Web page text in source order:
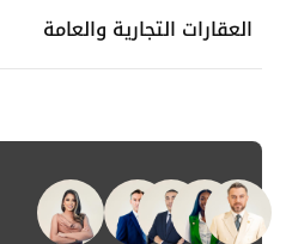
العقارات التجارية والعامة